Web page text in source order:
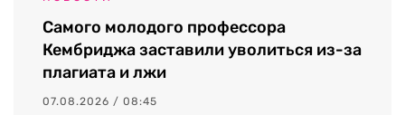
Самого молодого профессора
Кембриджа заставили уволиться из-за
плагиата и лжи
07.08.2026 / 08:45